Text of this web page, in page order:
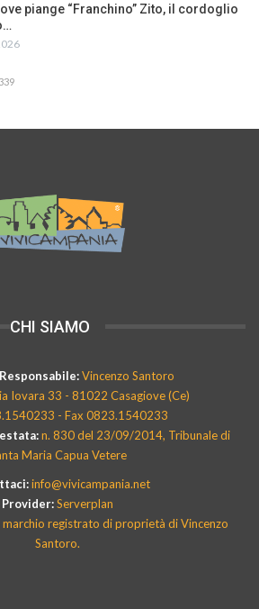
piange “Franchino” Zito, il cordoglio
CHI SIAMO
Vincenzo Santoro
Iovara 33 - 81022 Casagiove (Ce)
- Fax 0823.1540233
n. 830 del 23/09/2014, Tribunale di
Maria Capua Vetere
info@vivicampania.net
Provider:Serverplan
registrato di proprietà di Vincenzo
Santoro.